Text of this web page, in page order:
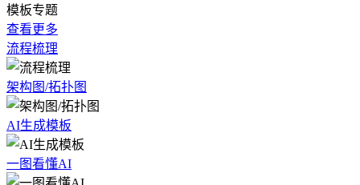
模板专题
查看更多
流程梳理
架构图/拓扑图
AI生成模板
一图看懂AI